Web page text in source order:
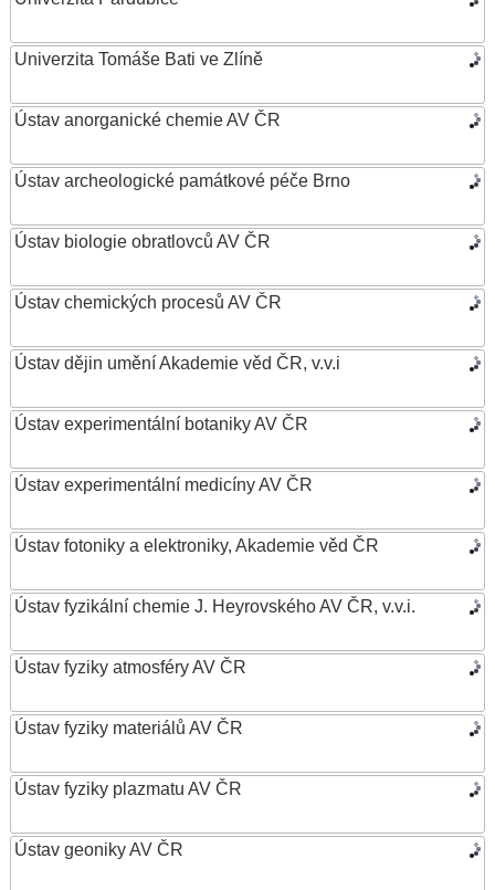
Univerzita Tomáše Bati ve Zlíně
Ústav anorganické chemie AV ČR
Ústav archeologické památkové péče Brno
Ústav biologie obratlovců AV ČR
Ústav chemických procesů AV ČR
Ústav dějin umění Akademie věd ČR, v.v.i
Ústav experimentální botaniky AV ČR
Ústav experimentální medicíny AV ČR
Ústav fotoniky a elektroniky, Akademie věd ČR
Ústav fyzikální chemie J. Heyrovského AV ČR, v.v.i.
Ústav fyziky atmosféry AV ČR
Ústav fyziky materiálů AV ČR
Ústav fyziky plazmatu AV ČR
Ústav geoniky AV ČR